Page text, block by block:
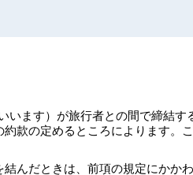
ます）が旅行者との間で締結す
款の定めるところによります。
んだときは、前項の規定にかか